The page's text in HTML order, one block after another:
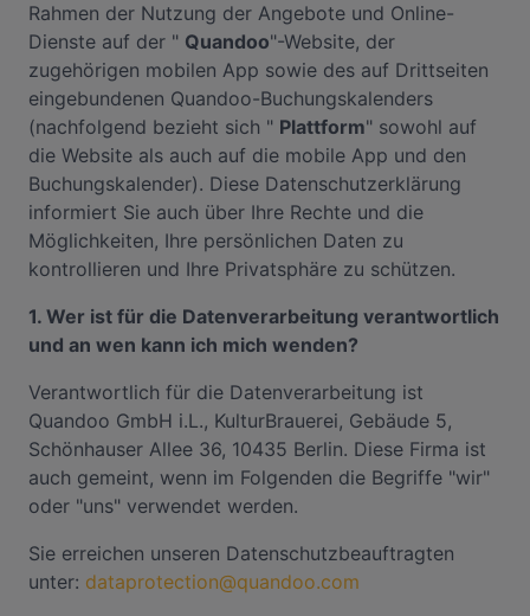
Rahmen der Nutzung der Angebote und Online-
Dienste auf der " Quandoo"-Website, der
zugehörigen mobilen App sowie des auf Drittseiten
eingebundenen Quandoo-Buchungskalenders
(nachfolgend bezieht sich " Plattform" sowohl auf
die Website als auch auf die mobile App und den
Buchungskalender). Diese Datenschutzerklärung
informiert Sie auch über Ihre Rechte und die
Möglichkeiten, Ihre persönlichen Daten zu
kontrollieren und Ihre Privatsphäre zu schützen.
1. Wer ist für die Datenverarbeitung verantwortlich
und an wen kann ich mich wenden?
Verantwortlich für die Datenverarbeitung ist
Quandoo GmbH i.L., KulturBrauerei, Gebäude 5,
Schönhauser Allee 36, 10435 Berlin. Diese Firma ist
auch gemeint, wenn im Folgenden die Begriffe "wir"
oder "uns" verwendet werden.
Sie erreichen unseren Datenschutzbeauftragten
unter: dataprotection@quandoo.com